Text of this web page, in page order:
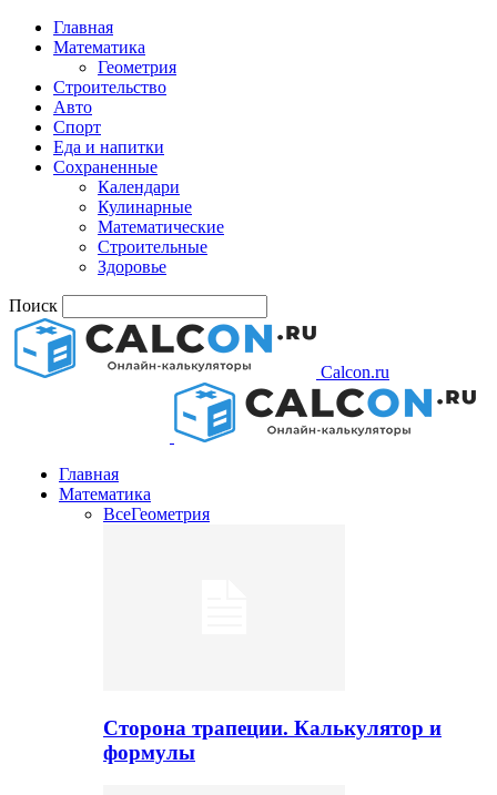
Главная
Математика
Геометрия
Строительство
Авто
Спорт
Еда и напитки
Сохраненные
Календари
Кулинарные
Математические
Строительные
Здоровье
Поиск
Calcon.ru
Главная
Математика
ВсеГеометрия
Сторона трапеции. Калькулятор и
формулы